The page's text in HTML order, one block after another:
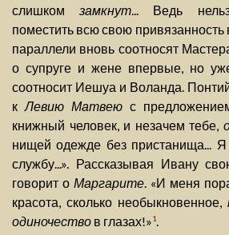
слишкомзамкнут... Ведь
поместить всю свою привязанность
параллели вновь соотносят
о супруге и жене впервые, но
соотносит Иешуа и Воланда.
кЛевию Матвеюс
книжный человек, и незачем тебе,
нищей одежде без пристанища... Я
службу...». Рассказывая Ивану
говорит о Маргарите. «И меня
красота, сколько необыкновенное,
одиночество в глазах!»1.